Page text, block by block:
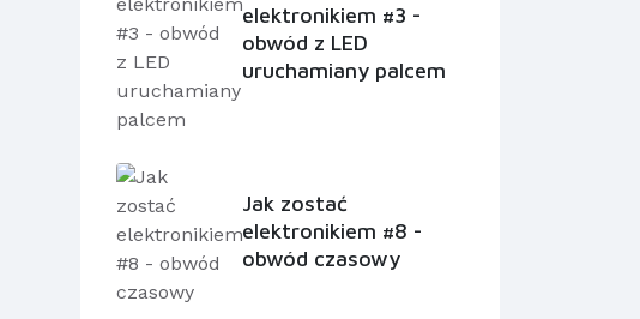
elektronikiem #3 -
obwód z LED
uruchamiany palcem
Jak zostać
elektronikiem #8 -
obwód czasowy